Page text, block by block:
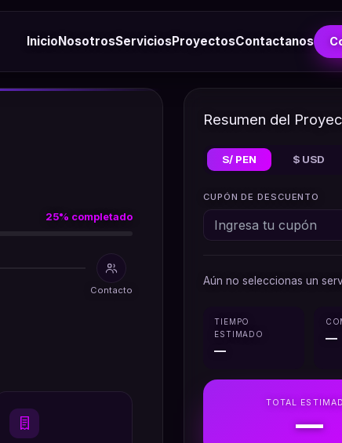
Inicio NosotrosServiciosProyectosContactanos
25% completado
Contacto
Resumen del
S/ PEN $ USD
CUPÓN DE DESCUENTO
Aún no seleccionas un
TIEMPO
ESTIMADO
—
—
TOTAL
—